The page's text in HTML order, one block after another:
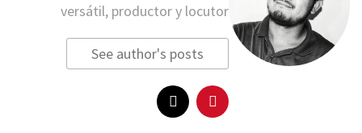
versátil, productor y locutor
See author's posts